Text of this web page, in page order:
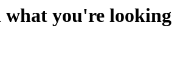
you're looking